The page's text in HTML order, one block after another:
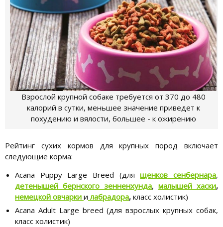
Взрослой крупной собаке требуется от 370 до 480
калорий в сутки, меньшее значение приведет к
похудению и вялости, большее - к ожирению
Рейтинг сухих кормов для крупных пород включает
следующие корма:
Acana Puppy Large Breed (длященков сенбернара,
детенышей бернского зенненхунда, малышей хаски,
немецкой овчарки и лабрадора, класс холистик)
Acana Adult Large breed (для взрослых крупных собак,
класс холистик)